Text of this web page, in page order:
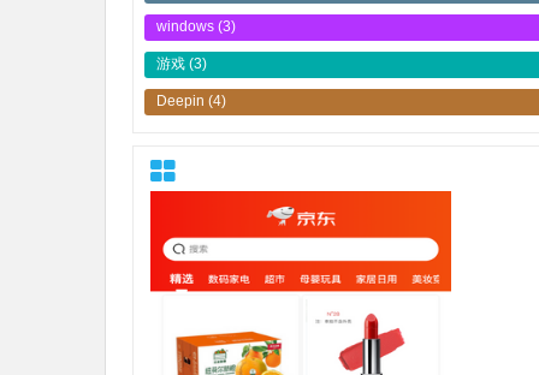
windows (3)
游戏 (3)
Deepin (4)